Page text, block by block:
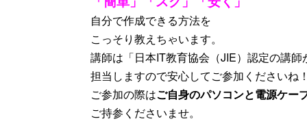
自分で作成できる方法を
こっそり教えちゃいます。
講師は「日本IT教育協会（JIE）認定の講師
担当しますので安心してご参加くださいね！
ご参加の際はご自身のパソコンと電源ケー
ご持参くださいませ。